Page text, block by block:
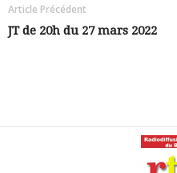
Article Précédent
JT de 20h du 27 mars 2022